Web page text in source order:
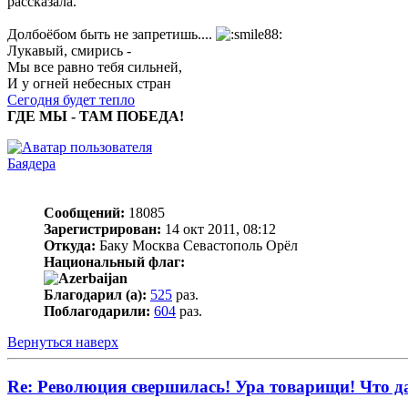
Долбоёбом быть не запретишь....
Лукавый, смирись -
Мы все равно тебя сильней,
И у огней небесных стран
Сегодня будет тепло
ГДЕ МЫ - ТАМ ПОБЕДА!
Баядера
Сообщений: 18085
Зарегистрирован: 14 окт 2011, 08:12
Откуда: Баку Москва Севастополь Орёл
Национальный флаг:
Благодарил (а): 525 раз.
Поблагодарили: 604 раз.
Вернуться наверх
Re: Революция свершилась! Ура товарищи! Что